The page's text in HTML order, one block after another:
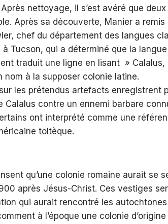
nettoyage, il s’est avéré que
Après sa découverte, Manier a remis
chef du département des langues
à Tucson, qui a déterminé que la
traduit une ligne en lisant » Calalus,
nom à la supposer colonie latine.
les prétendus artefacts enregistrent
Calalus contre un ennemi barbare
ont interprété comme une
toltèque.
qu’une colonie romaine aurait se
après Jésus-Christ. Ces vestiges
qui aurait rencontré les
à l’époque une colonie